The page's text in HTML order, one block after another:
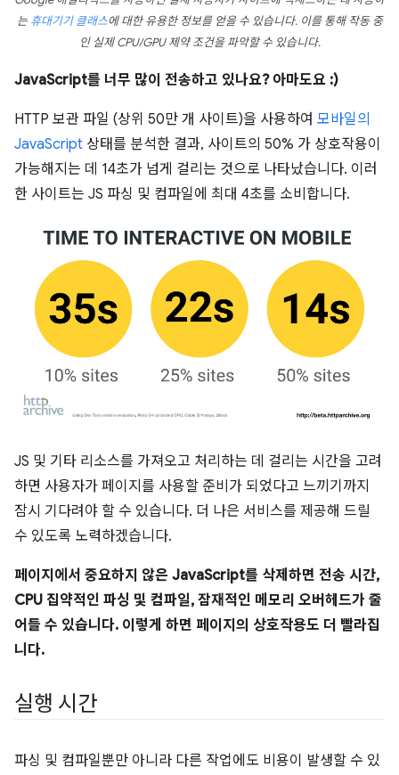
는휴대기기 클래스에 대한 유용한 정보를 얻을 수 있습니다. 이를 통해 작동 중
인 실제 CPU/GPU 제약 조건을 파악할 수 있습니다.
JavaScript를 너무 많이 전송하고 있나요? 아마도요 :)
HTTP 보관 파일 (상위 50만 개 사이트)을 사용하여 모바일의
JavaScript 상태를 분석한 결과, 사이트의 50% 가 상호작용이
가능해지는 데 14초가 넘게 걸리는 것으로 나타났습니다. 이러
한 사이트는 JS 파싱 및 컴파일에 최대 4초를 소비합니다.
JS 및 기타 리소스를 가져오고 처리하는 데 걸리는 시간을 고려
하면 사용자가 페이지를 사용할 준비가 되었다고 느끼기까지
잠시 기다려야 할 수 있습니다. 더 나은 서비스를 제공해 드릴
수 있도록 노력하겠습니다.
페이지에서 중요하지 않은 JavaScript를 삭제하면 전송 시간,
CPU 집약적인 파싱 및 컴파일, 잠재적인 메모리 오버헤드가 줄
어들 수 있습니다. 이렇게 하면 페이지의 상호작용도 더 빨라집
니다.
실행 시간
파싱 및 컴파일뿐만 아니라 다른 작업에도 비용이 발생할 수 있